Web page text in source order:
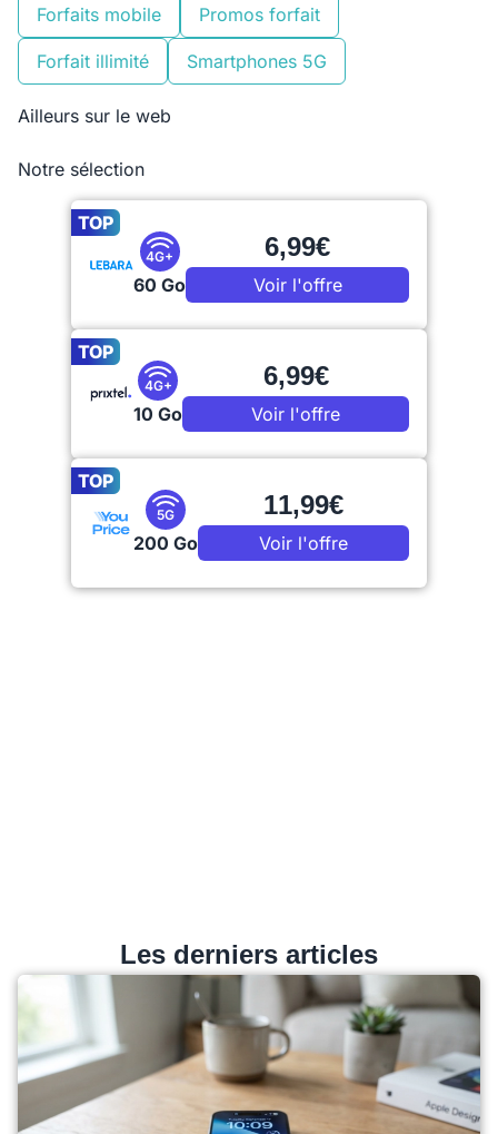
Forfaits mobile Promos forfait
Forfait illimité Smartphones 5G
Ailleurs sur le web
Notre sélection
TOP
4G+
60 Go
6,99€
Voir l'offre
TOP
4G+
10 Go
6,99€
Voir l'offre
TOP
5G
200 Go
11,99€
Voir l'offre
Les derniers articles